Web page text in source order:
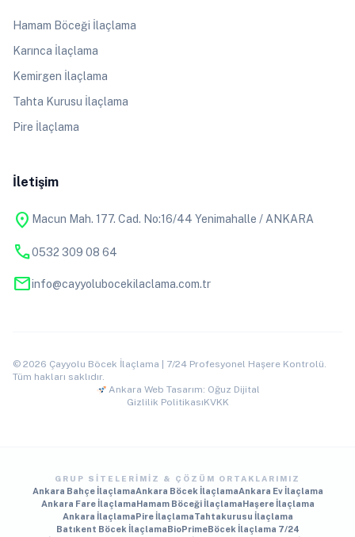
Hamam Böceği İlaçlama
Karınca İlaçlama
Kemirgen İlaçlama
Tahta Kurusu İlaçlama
Pire İlaçlama
İletişim
location_on Macun Mah. 177. Cad. No:16/44 Yenimahalle / ANKARA
phone0532 309 08 64
mailinfo@cayyolubocekilaclama.com.tr
© 2026 Çayyolu Böcek İlaçlama | 7/24 Profesyonel Haşere Kontrolü.
Tüm hakları saklıdır.
Ankara Web Tasarım: Oğuz Dijital
Gizlilik PolitikasıKVKK
GRUP SITELERIMIZ & ÇÖZÜM ORTAKLARIMIZ
Ankara Bahçe İlaçlamaAnkara Böcek İlaçlamaAnkara Ev İlaçlama
Ankara Fare İlaçlamaHamam Böceği İlaçlamaHaşere İlaçlama
Ankara İlaçlamaPire İlaçlamaTahtakurusu İlaçlama
Batıkent Böcek İlaçlamaBioPrimeBöcek İlaçlama 7/24